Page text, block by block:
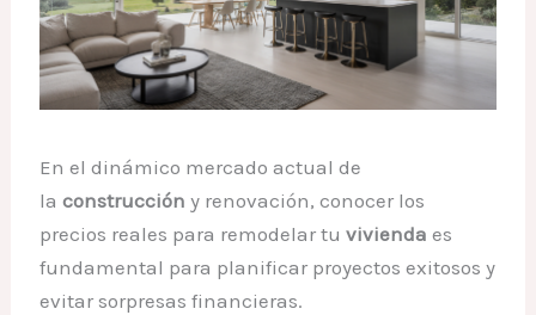
En el dinámico mercado actual de
laconstrucción y renovación, conocer los
precios reales para remodelar tuvivienda es
fundamental para planificar proyectos exitosos y
evitar sorpresas financieras.